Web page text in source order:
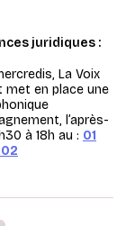
juridiques :
La Voix
met en place une
l’après-
à 18h au : 01